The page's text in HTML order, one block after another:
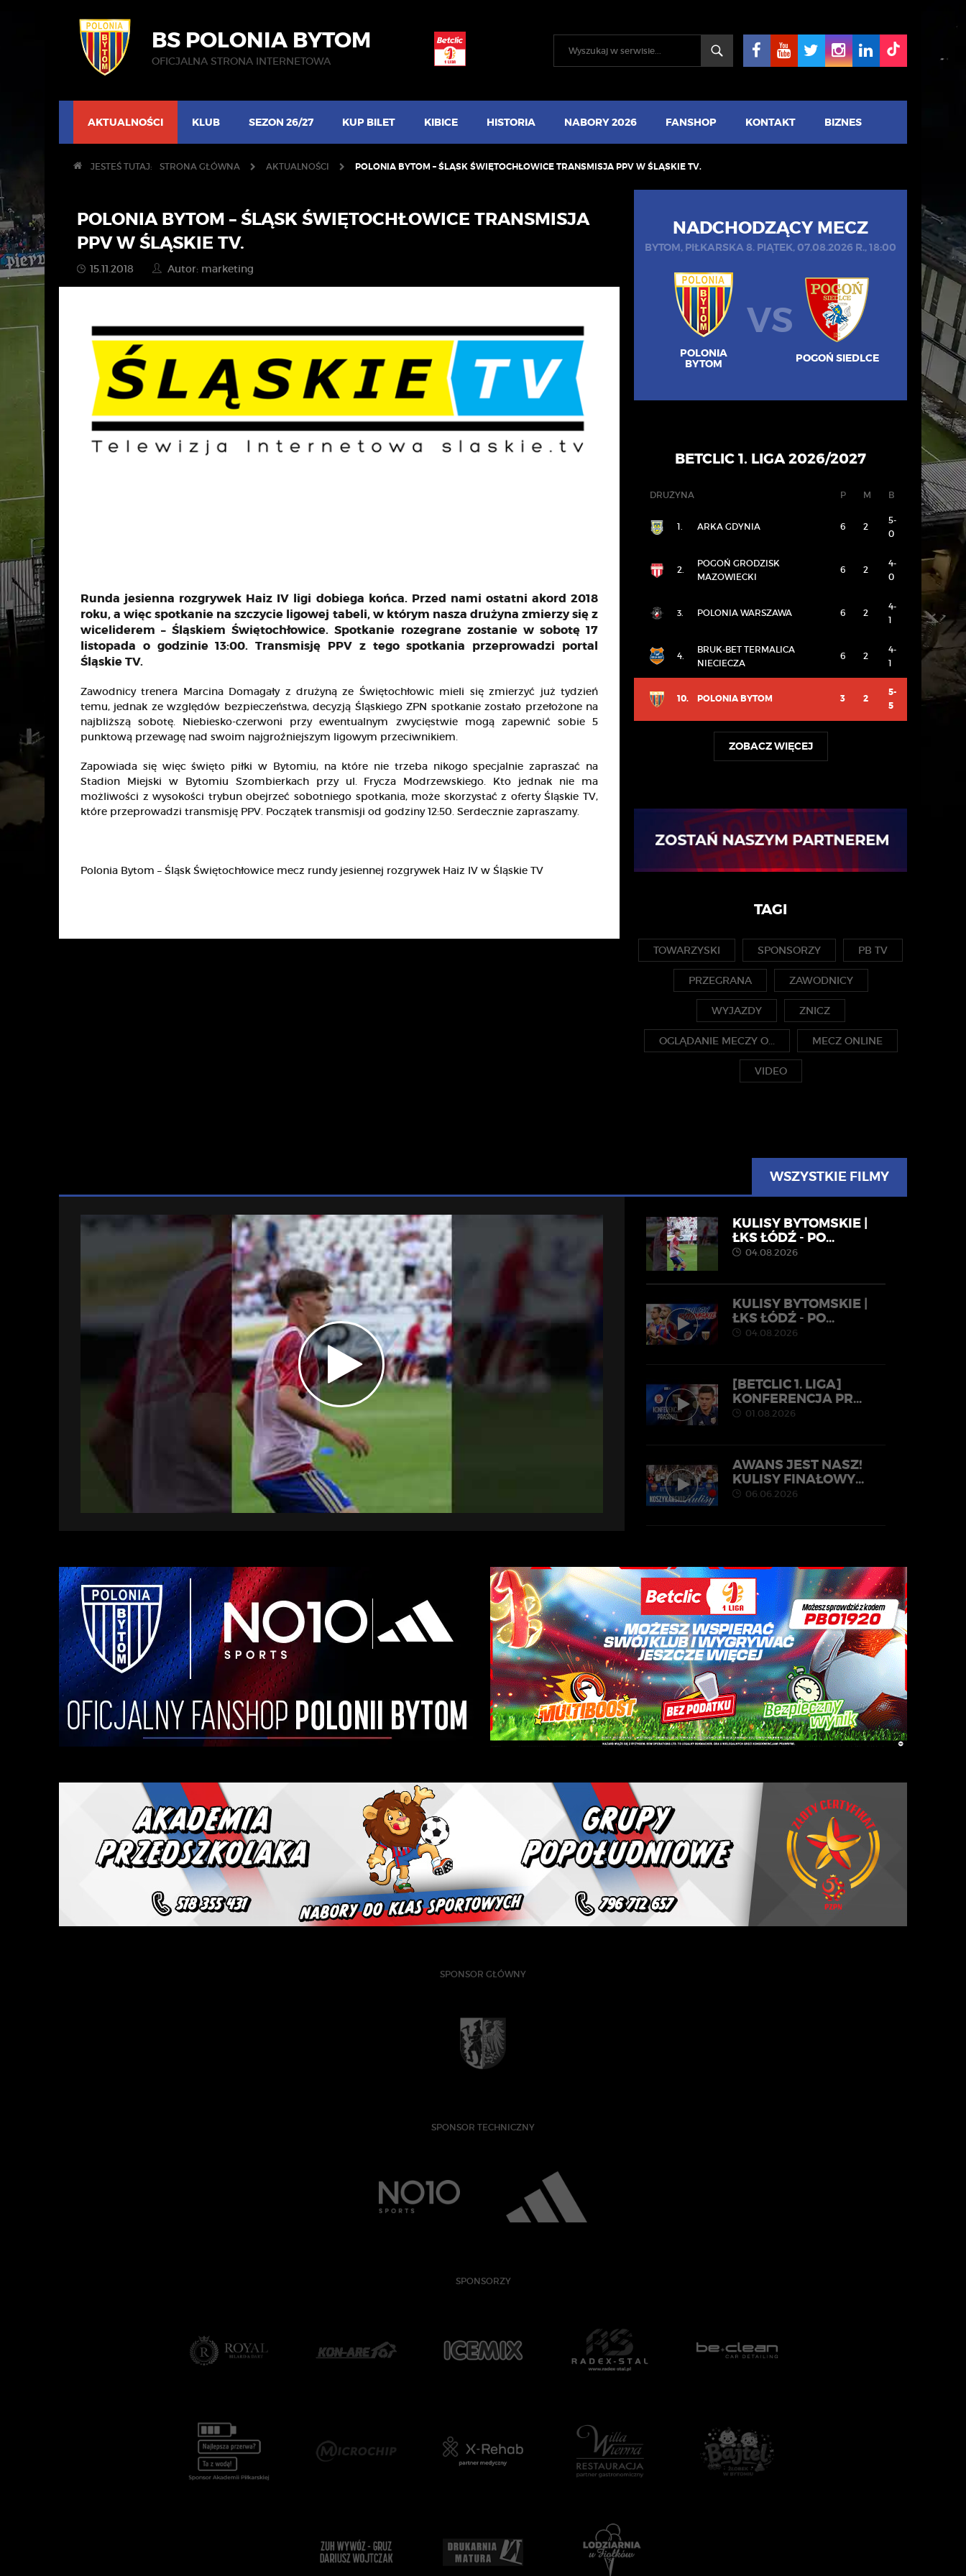
BS POLONIA BYTOM
OFICJALNA STRONA INTERNETOWA
AKTUALNOŚCI KLUB SEZON 26/27 KUP BILET KIBICE HISTORIA NABORY 2026 FANSHOP KONTAKT BIZNES
JESTEŚ TUTAJ: STRONA GŁÓWNA AKTUALNOŚCI POLONIA BYTOM – ŚLĄSK ŚWIĘTOCHŁOWICE TRANSMISJA PPV W ŚLĄSKIE TV.
POLONIA BYTOM – ŚLĄSK ŚWIĘTOCHŁOWICE TRANSMISJA
PPV W ŚLĄSKIE TV.
15.11.2018 Autor: marketing
Runda jesienna rozgrywek Haiz IV ligi dobiega końca. Przed nami ostatni akord 2018
roku, a więc spotkanie na szczycie ligowej tabeli, w którym nasza drużyna zmierzy się z
wiceliderem – Śląskiem Świętochłowice. Spotkanie rozegrane zostanie w sobotę 17
listopada o godzinie 13:00. Transmisję PPV z tego spotkania przeprowadzi portal
Śląskie TV.
Zawodnicy trenera Marcina Domagały z drużyną ze Świętochłowic mieli się zmierzyć już tydzień
temu, jednak ze względów bezpieczeństwa, decyzją Śląskiego ZPN spotkanie zostało przełożone na
najbliższą sobotę. Niebiesko-czerwoni przy ewentualnym zwycięstwie mogą zapewnić sobie 5
punktową przewagę nad swoim najgroźniejszym ligowym przeciwnikiem.
Zapowiada się więc święto piłki w Bytomiu, na które nie trzeba nikogo specjalnie zapraszać na
Stadion Miejski w Bytomiu Szombierkach przy ul. Frycza Modrzewskiego. Kto jednak nie ma
możliwości z wysokości trybun obejrzeć sobotniego spotkania, może skorzystać z oferty Śląskie TV,
które przeprowadzi transmisję PPV. Początek transmisji od godziny 12:50. Serdecznie zapraszamy.
Polonia Bytom – Śląsk Świętochłowice mecz rundy jesiennej rozgrywek Haiz IV w Śląskie TV
NADCHODZĄCY MECZ
BYTOM, PIŁKARSKA 8. PIĄTEK, 07.08.2026 R., 18:00
POLONIA
BYTOM
VS
POGOŃ SIEDLCE
BETCLIC 1. LIGA 2026/2027
DRUŻYNA P M B
1. ARKA GDYNIA 6 2
5-
0
2.
POGOŃ GRODZISK
MAZOWIECKI
6 2
4-
0
3. POLONIA WARSZAWA 6 2
4-
1
4.
BRUK-BET TERMALICA
NIECIECZA
6 2
4-
1
10. POLONIA BYTOM 3 2
5-
5
ZOBACZ WIĘCEJ
TAGI
TOWARZYSKI SPONSORZY PB TV
PRZEGRANA ZAWODNICY
WYJAZDY ZNICZ
OGLĄDANIE MECZY O... MECZ ONLINE
VIDEO
WSZYSTKIE FILMY
KULISY BYTOMSKIE |
ŁKS ŁÓDŹ - PO...
04.08.2026
KULISY BYTOMSKIE |
ŁKS ŁÓDŹ - PO...
04.08.2026
[BETCLIC 1. LIGA]
KONFERENCJA PR...
01.08.2026
AWANS JEST NASZ!
KULISY FINAŁOWY...
06.06.2026
SPONSOR GŁÓWNY
SPONSOR TECHNICZNY
SPONSORZY